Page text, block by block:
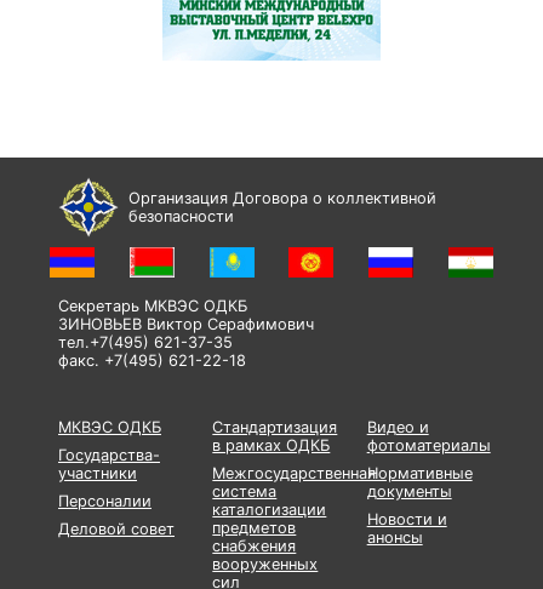
Организация Договора о коллективной
безопасности
Секретарь МКВЭС ОДКБ
ЗИНОВЬЕВ Виктор Серафимович
тел.+7(495) 621-37-35
факс. +7(495) 621-22-18
МКВЭС ОДКБ
Государства-
участники
Персоналии
Деловой совет
Стандартизация
в рамках ОДКБ
Межгосударственная
система
каталогизации
предметов
снабжения
вооруженных
сил
Видео и
фотоматериалы
Нормативные
документы
Новости и
анонсы